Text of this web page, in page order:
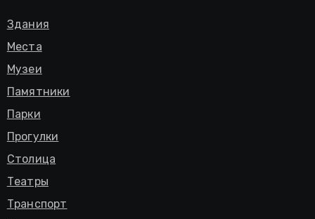
Здания
Места
Музеи
Памятники
Парки
Прогулки
Столица
Театры
Транспорт